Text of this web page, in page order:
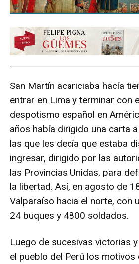
San Martín acariciaba hacía
entrar en Lima y terminar con
despotismo español en
años había dirigido una carta
las que les decía que estaba
ingresar, dirigido por las
las Provincias Unidas, para
la libertad. Así, en agosto de
Valparaíso hacia el norte, con
24 buques y 4800 soldados.
Luego de sucesivas victorias
el pueblo del Perú los motivos